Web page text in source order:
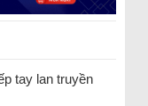
tay lan truyền